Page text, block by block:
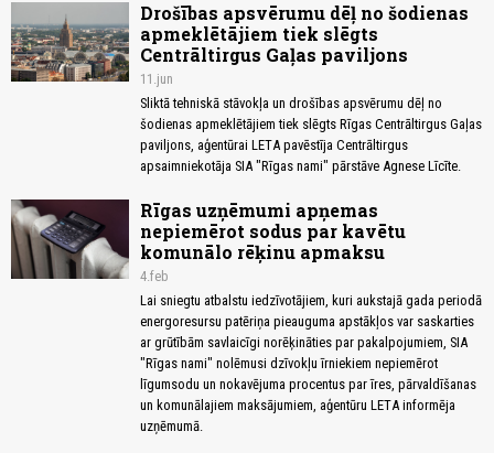
Drošības apsvērumu dēļ no šodienas
apmeklētājiem tiek slēgts
Centrāltirgus Gaļas paviljons
11.jun
Sliktā tehniskā stāvokļa un drošības apsvērumu dēļ no
šodienas apmeklētājiem tiek slēgts Rīgas Centrāltirgus Gaļas
paviljons, aģentūrai LETA pavēstīja Centrāltirgus
apsaimniekotāja SIA "Rīgas nami" pārstāve Agnese Līcīte.
Rīgas uzņēmumi apņemas
nepiemērot sodus par kavētu
komunālo rēķinu apmaksu
4.feb
Lai sniegtu atbalstu iedzīvotājiem, kuri aukstajā gada periodā
energoresursu patēriņa pieauguma apstākļos var saskarties
ar grūtībām savlaicīgi norēķināties par pakalpojumiem, SIA
"Rīgas nami" nolēmusi dzīvokļu īrniekiem nepiemērot
līgumsodu un nokavējuma procentus par īres, pārvaldīšanas
un komunālajiem maksājumiem, aģentūru LETA informēja
uzņēmumā.